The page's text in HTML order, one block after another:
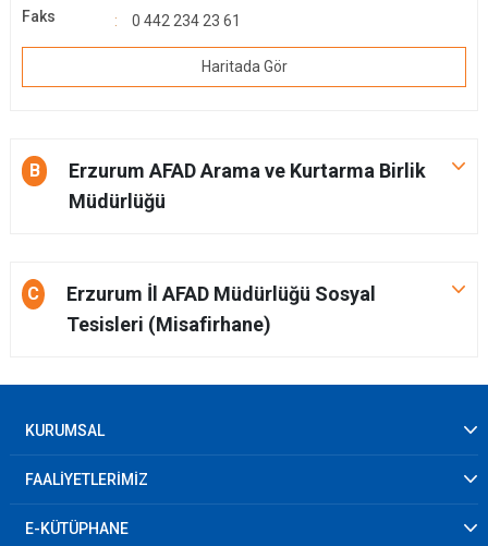
Faks
0 442 234 23 61
Haritada Gör
B
Erzurum AFAD Arama ve Kurtarma Birlik
Müdürlüğü
C
Erzurum İl AFAD Müdürlüğü Sosyal
Tesisleri (Misafirhane)
KURUMSAL
FAALİYETLERİMİZ
E-KÜTÜPHANE